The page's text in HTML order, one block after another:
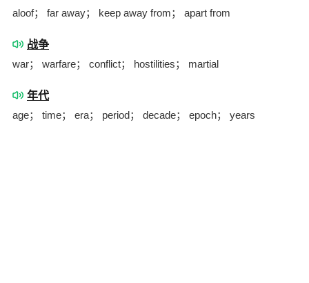
aloof； far away； keep away from； apart from
战争
war； warfare； conflict； hostilities； martial
年代
age； time； era； period； decade； epoch； years